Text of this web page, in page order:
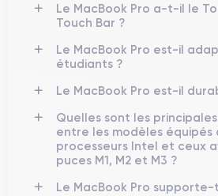
Modèles deMacBook Pro
MacBook Pro 13" (2012)
MacBook Pro 13" (2015)
MacBook Pro 13" (2017)
MacBook Pro 13" (2020)
MacBook Pro 16" (2019)
Le MacBook Pro a-t-il le
Touch Bar ?
Le MacBook Pro est-il
étudiants ?
Le MacBook Pro est-il
Quelles sont les
entre les modèles équipés
processeurs Intel et ceux
puces M1, M2 et M3 ?
Le MacBook Pro